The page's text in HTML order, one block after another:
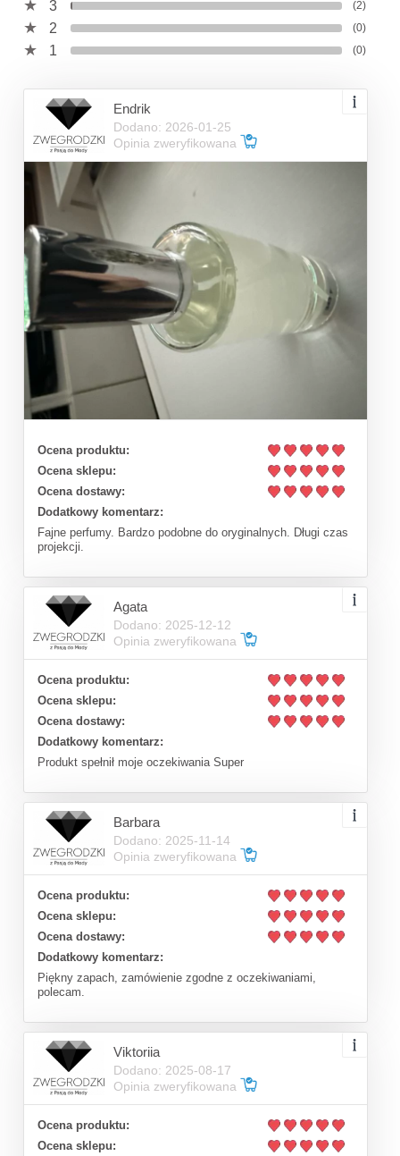
3 (2)
2 (0)
1 (0)
Endrik
Dodano: 2026-01-25
Opinia zweryfikowana
Ocena produktu:
Ocena sklepu:
Ocena dostawy:
Dodatkowy komentarz:
Fajne perfumy. Bardzo podobne do oryginalnych. Długi czas
projekcji.
Agata
Dodano: 2025-12-12
Opinia zweryfikowana
Ocena produktu:
Ocena sklepu:
Ocena dostawy:
Dodatkowy komentarz:
Produkt spełnił moje oczekiwania Super
Barbara
Dodano: 2025-11-14
Opinia zweryfikowana
Ocena produktu:
Ocena sklepu:
Ocena dostawy:
Dodatkowy komentarz:
Piękny zapach, zamówienie zgodne z oczekiwaniami,
polecam.
Viktoriia
Dodano: 2025-08-17
Opinia zweryfikowana
Ocena produktu:
Ocena sklepu: